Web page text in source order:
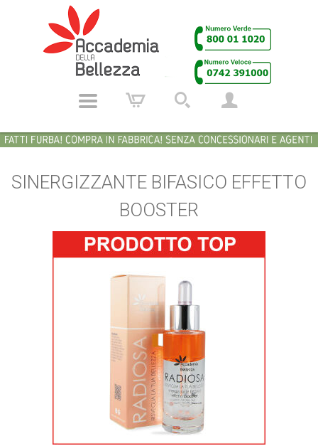
SINERGIZZANTE BIFASICO EFFETTO
BOOSTER